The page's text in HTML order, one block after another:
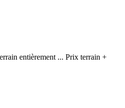
entièrement ... Prix terrain +